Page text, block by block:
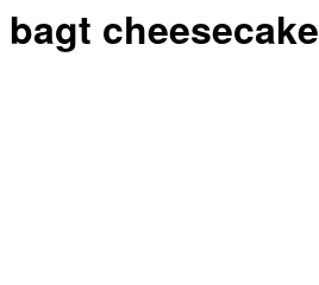
bagt cheesecake